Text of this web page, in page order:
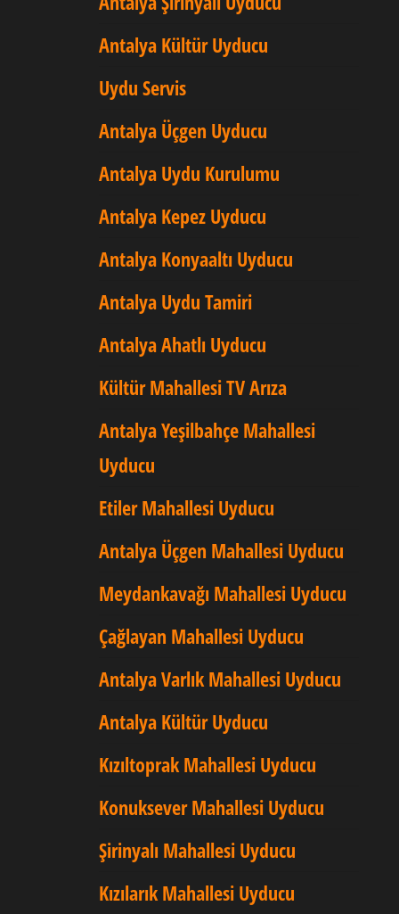
Antalya Kültür Uyducu
Uydu Servis
Antalya Üçgen Uyducu
Antalya Uydu Kurulumu
Antalya Kepez Uyducu
Antalya Konyaaltı Uyducu
Antalya Uydu Tamiri
Antalya Ahatlı Uyducu
Kültür Mahallesi TV Arıza
Antalya Yeşilbahçe Mahallesi
Uyducu
Etiler Mahallesi Uyducu
Antalya Üçgen Mahallesi Uyducu
Meydankavağı Mahallesi Uyducu
Çağlayan Mahallesi Uyducu
Antalya Varlık Mahallesi Uyducu
Antalya Kültür Uyducu
Kızıltoprak Mahallesi Uyducu
Konuksever Mahallesi Uyducu
Şirinyalı Mahallesi Uyducu
Kızılarık Mahallesi Uyducu